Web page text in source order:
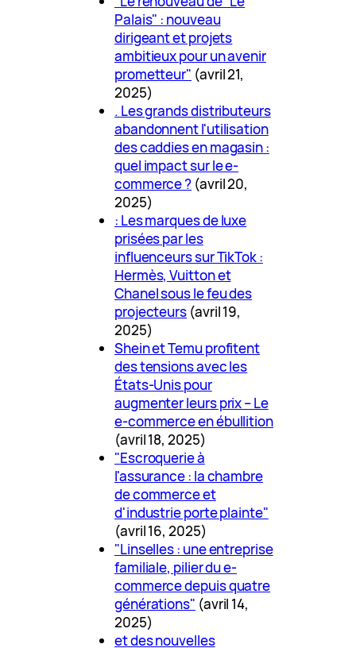
Palais" : nouveau
dirigeant et projets
ambitieux pour un avenir
prometteur" (avril 21,
2025)
. Les grands distributeurs
abandonnent l'utilisation
des caddies en magasin :
quel impact sur le e-
commerce ? (avril 20,
2025)
: Les marques de luxe
prisées par les
influenceurs sur TikTok :
Hermès, Vuitton et
Chanel sous le feu des
projecteurs (avril 19,
2025)
Shein et Temu profitent
des tensions avec les
États-Unis pour
augmenter leurs prix – Le
e-commerce en ébullition
(avril 18, 2025)
"Escroquerie à
l'assurance : la chambre
de commerce et
d'industrie porte plainte"
(avril 16, 2025)
"Linselles : une entreprise
familiale, pilier du e-
commerce depuis quatre
générations" (avril 14,
2025)
et des nouvelles